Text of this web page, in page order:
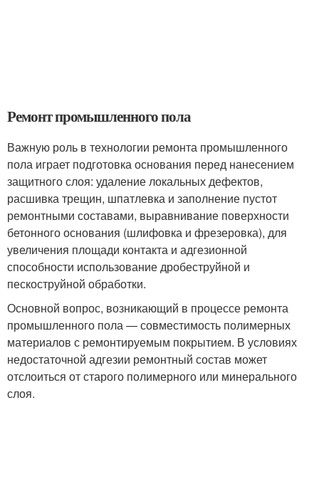
Ремонт промышленного пола
Важную роль в технологии ремонта промышленного
пола играет подготовка основания перед нанесением
защитного слоя: удаление локальных дефектов,
расшивка трещин, шпатлевка и заполнение пустот
ремонтными составами, выравнивание поверхности
бетонного основания (шлифовка и фрезеровка), для
увеличения площади контакта и адгезионной
способности использование дробеструйной и
пескоструйной обработки.
Основной вопрос, возникающий в процессе ремонта
промышленного пола — совместимость полимерных
материалов с ремонтируемым покрытием. В условиях
недостаточной адгезии ремонтный состав может
отслоиться от старого полимерного или минерального
слоя.